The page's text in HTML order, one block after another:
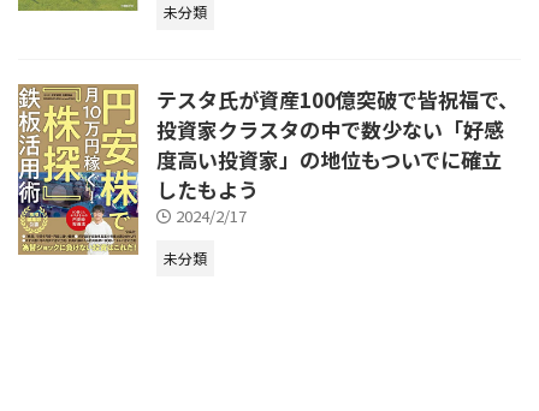
未分類
テスタ氏が資産100億突破で皆祝福で、
投資家クラスタの中で数少ない「好感
度高い投資家」の地位もついでに確立
したもよう
2024/2/17
未分類